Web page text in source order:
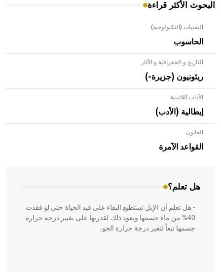
البحوث الأكثر قراءة
التقنيات (التكنولوجية)
الحاسوب
التاريخ و الجغرافية و الآثار
ريئونيون (جزيرة-)
الآداب اللاتينية
إيطالية (الأدب)
القانون
القواعد الآمرة
هل تعلم؟
- هل تعلم أن الأبلق نوع من الفنون الهندسية التي ارتبطت
بالعمارة الإسلامية في بلاد الشام ومصر خاصة، حيث يحرص
المعمار على بناء مداميكه وخاصة في الواجهات
- هل تعلم أن الإبل تستطيع البقاء على قيد الحياة حتى لو فقدت
40% من ماء جسمها ويعود ذلك لقدرتها على تغيير درجة حرارة
جسمها تبعاً لتغير درجة حرارة الجو،